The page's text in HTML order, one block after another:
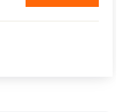
方式排到阿里或